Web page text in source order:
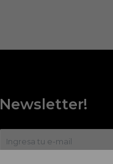
Newsletter!